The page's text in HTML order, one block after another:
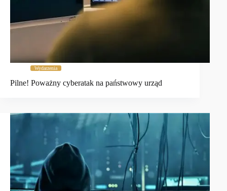
Wydarzenia
Pilne! Poważny cyberatak na państwowy urząd